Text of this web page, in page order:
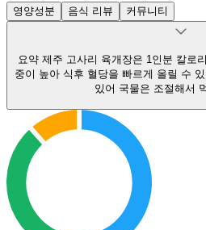
영양성분 음식 리뷰 커뮤니티
요약 제주 고사리 육개장은 1인분 칼로
중이 높아 식후 혈당을 빠르게 올릴 수
있어 국물은 조절해서